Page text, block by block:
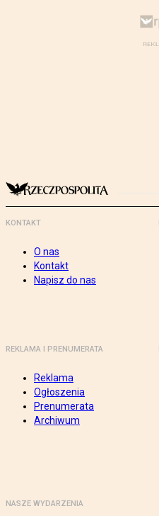
KONTAKT
O nas
Kontakt
Napisz do nas
REKLAMA I PRENUMERATA
Reklama
Ogłoszenia
Prenumerata
Archiwum
NASZE WYDARZENIA